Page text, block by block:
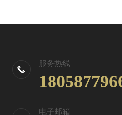
服务热线
电子邮箱